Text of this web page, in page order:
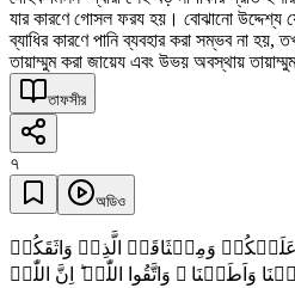
যার কারণে গোসল ফরয হয়। বোঝানো উদ্দেশ্য
ব্যাধির কারণে পানি ব্যবহার করা সম্ভব না
তায়াম্মুম করা জায়েয এবং উভয় অবস্থায়
তাফসীর
৭
অডিও
وَمِیۡثَاقَہُ الَّذِیۡ وَاثَقَکُمۡ
وَاتَّقُوا اللّٰہَ ؕ اِنَّ اللّٰہَ